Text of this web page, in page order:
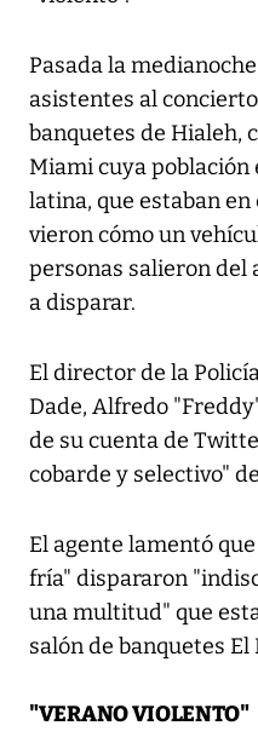
Pasada la
asistentes al
banquetes de Hialeh,
Miami cuya
latina, que estaban
vieron cómo un
personas salieron del
a disparar.
El director de la
Dade, Alfredo
de su cuenta de
cobarde y selectivo"
El agente lamentó
fría" dispararon
una multitud" que
salón de banquetes El
"VERANO VIOLENTO"